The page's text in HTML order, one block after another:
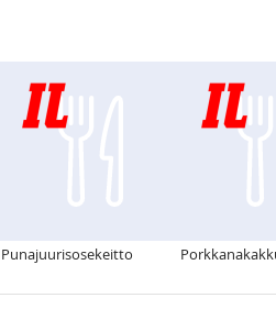
Punajuurisosekeitto